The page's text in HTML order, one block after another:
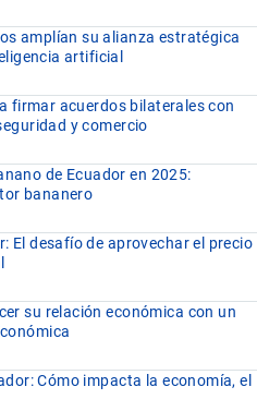
amplían su alianza estratégica
artificial
firmar acuerdos bilaterales con
y comercio
de Ecuador en 2025:
bananero
El desafío de aprovechar el precio
su relación económica con un
Cómo impacta la economía, el